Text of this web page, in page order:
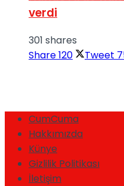
verdi
301 shares
Share120 Tweet
CumCuma
Hakkımızda
Künye
Gizlilik Politikası
İletişim